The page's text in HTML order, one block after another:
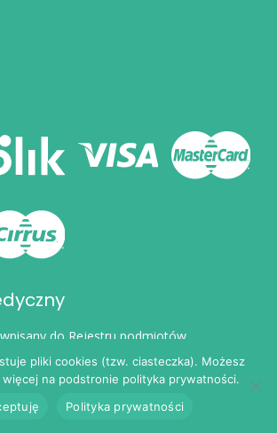
do Rejestru podmiotów
leczniczą pod numerem:
pliki cookies (tzw. ciasteczka). Możesz
na podstronie polityka prywatności.
Polityka prywatności